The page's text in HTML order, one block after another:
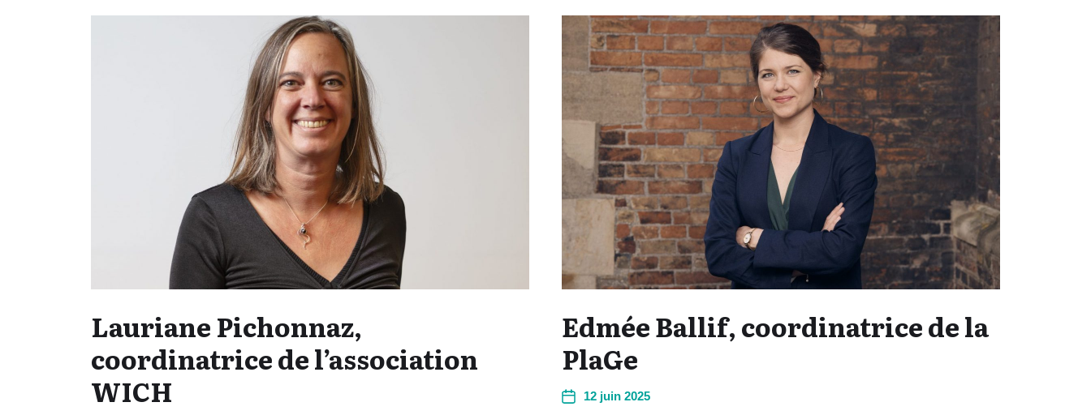
Lauriane Pichonnaz,
coordinatrice de l’association
WICH
Edmée Ballif, coordinatrice de la
PlaGe
12 juin 2025